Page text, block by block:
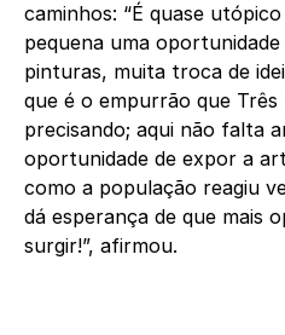
caminhos: “É quase
pequena uma
pinturas, muita troca de
que é o empurrão que Três
precisando; aqui não falta
oportunidade de expor a
como a população reagiu
dá esperança de que mais
surgir!”, afirmou.